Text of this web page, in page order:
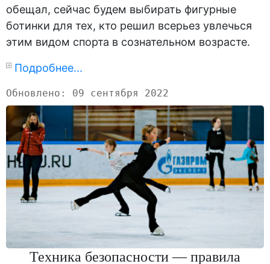
обещал, сейчас будем выбирать фигурные
ботинки для тех, кто решил всерьез увлечься
этим видом спорта в сознательном возрасте.
Подробнее...
Обновлено: 09 сентября 2022
Техника безопасности — правила